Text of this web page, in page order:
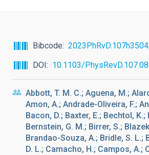
Bibcode
DOI
10.1103/
Abbott, T. M. C.; Aguena, M.;
Amon, A.; Andrade-Oliveira, F.;
Bacon, D.; Baxter, E.; Bechtol, K.;
Bernstein, G. M.; Birrer, S.;
Brandao-Souza, A.; Bridle, S. L.;
D. L.; Camacho, H.; Campos, A.;